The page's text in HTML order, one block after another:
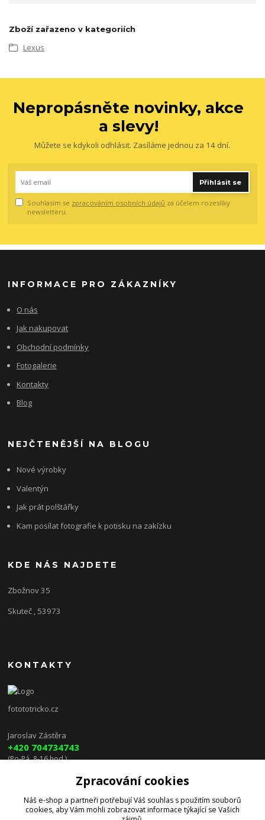
Zboží zařazeno v kategoriích
Lexus
Nepropásněte novinky, akce
a slevy!
Můžete se kdykoli odhlásit. Zasíláme jednou za 14 dní.
Přihlásit se
Souhlasím se zpracováním osobních údajů za účelem rozesílky
newsletteru.
INFORMACE PRO ZÁKAZNÍKY
O nás
Jak nakupovat
Obchodní podmínky
Fotogalerie
Kontakty
Blog
NEJČTENĚJŠÍ NA BLOGU
Nové výrobky
Valentýn
Jak prát polštářky
Kam posílat fotografie k potisku na zakízku
KDE NÁS NAJDETE
Zbožnov 35
Skuteč , 53973
KONTAKTY
fotototricko.cz
Jaroslav Zástěra
+420 704734743
(Po-Pá, 8-16 hod.)
lenkazasterova@centrum.cz
Zpracování cookies
Náš e-shop a partneři potřebují Váš souhlas s použitím souborů
cookies, aby Vám mohli zobrazovat informace týkající se Vašich